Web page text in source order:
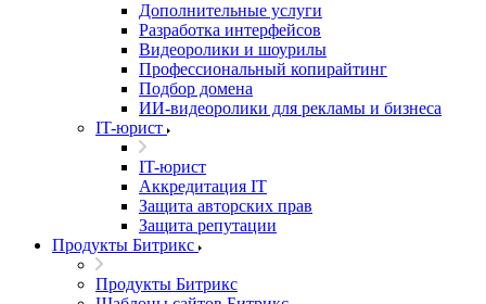
Дополнительные услуги
Разработка интерфейсов
Видеоролики и шоурилы
Профессиональный копирайтинг
Подбор домена
ИИ-видеоролики для рекламы и бизнеса
IT-юрист
IT-юрист
Аккредитация IT
Защита авторских прав
Защита репутации
Продукты Битрикс
Продукты Битрикс